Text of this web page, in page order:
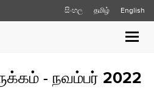
සිංහල தமிழ் English
Toggle
- நவம்பர் 2022